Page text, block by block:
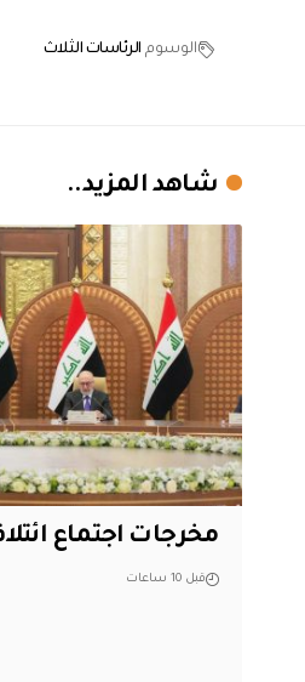
الوسوم الرئاسات الثلاث
شاهد المزيد..
مخرجات اجتماع
قبل 10 ساعات